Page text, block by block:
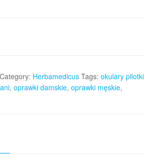
Category: Herbamedicus Tags: okulary pilotki
, oprawki damskie, oprawki męskie,